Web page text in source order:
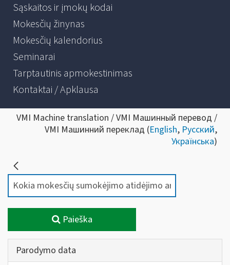
Sąskaitos ir įmokų kodai
Mokesčių žinynas
Mokesčių kalendorius
Seminarai
Tarptautinis apmokestinimas
Kontaktai / Apklausa
VMI Machine translation / VMI Машинный перевод /
VMI Машинний переклад (English, Русский,
Українська)
Paieška
Parodymo data